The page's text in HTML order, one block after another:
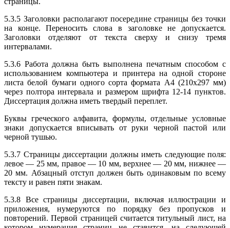
5.3.5 Заголовки располагают посередине страницы без точки
на конце. Переносить слова в заголовке не допускается.
Заголовки отделяют от текста сверху и снизу тремя
интервалами.
5.3.6 Работа должна быть выполнена печатным способом с
использованием компьютера и принтера на одной стороне
листа белой бумаги одного сорта формата А4 (210х297 мм)
через полтора интервала и размером шрифта 12-14 пунктов.
Диссертация должна иметь твердый переплет.
Буквы греческого алфавита, формулы, отдельные условные
знаки допускается вписывать от руки черной пастой или
черной тушью.
5.3.7 Страницы диссертации должны иметь следующие поля:
левое — 25 мм, правое — 10 мм, верхнее — 20 мм, нижнее —
20 мм. Абзацный отступ должен быть одинаковым по всему
тексту и равен пяти знакам.
5.3.8 Все страницы диссертации, включая иллюстрации и
приложения, нумеруются по порядку без пропусков и
повторений. Первой страницей считается титульный лист, на